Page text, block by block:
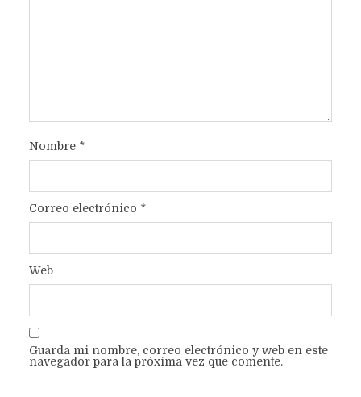
Nombre *
Correo electrónico *
Web
Guarda mi nombre, correo electrónico y web en este
navegador para la próxima vez que comente.